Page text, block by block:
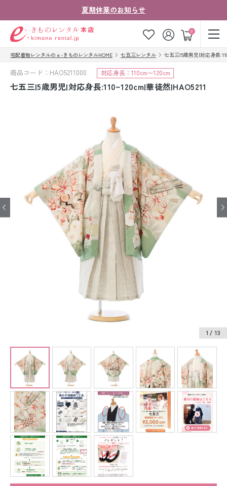
夏期休業のお知らせ
0
ゲスト
お気に入り ログイン カート
ご注文の流れ
法人・グループの
お客様はこちら
着物の種類から探す
七五三レンタル
ジュニア着物レンタル
ジュニア洋装レンタル
ベビー洋装レンタル
紋付袴レンタル
留袖レンタル
宅配着物レンタルのｅ-きものレンタルHOME 七五三レンタル 七五三|5歳男児|対応身長
商品コード：HAO5211000 対応身長：110cm〜120cm
七五三|5歳男児|対応身長:110~120cm|華徒然|HAO5211
1 / 13